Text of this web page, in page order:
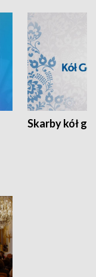
Skarby kół